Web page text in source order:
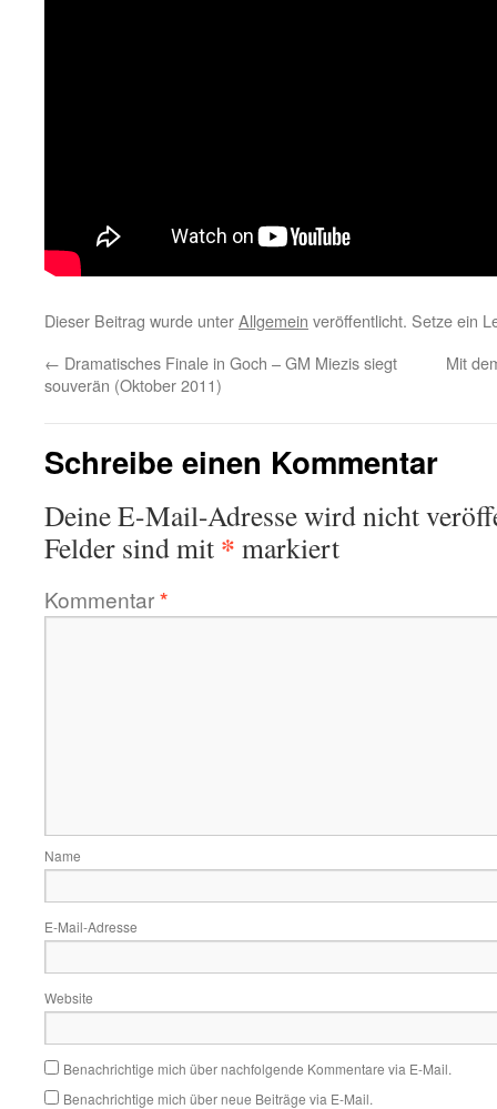
Dieser Beitrag wurde unterAllgemein veröffentlicht. Setze ein
← Dramatisches Finale in Goch – GM Miezis siegt
souverän (Oktober 2011)
Mit
Schreibe einen Kommentar
Deine E-Mail-Adresse wird nicht
Felder sind mit * markiert
Kommentar*
Name
E-Mail-Adresse
Website
Benachrichtige mich über nachfolgende Kommentare via E-Mail.
Benachrichtige mich über neue Beiträge via E-Mail.